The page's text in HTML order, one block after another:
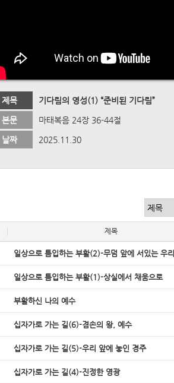
제목 기다림의 영성(1) “준비된 기다림”
본문 마태복음 24장 36-44절
날짜 2025.11.30
제목
일상으로 틈입하는 부활(2)-무덤 앞에 서있는 우리
일상으로 틈입하는 부활(1)-상실에서 채움으로
부활하신 나의 예수
십자가로 가는 길(6)-겸손의 왕, 예수
십자가로 가는 길(5)-우리 앞에 놓인 경주
십자가로 가는 길(4)-진정한 영광